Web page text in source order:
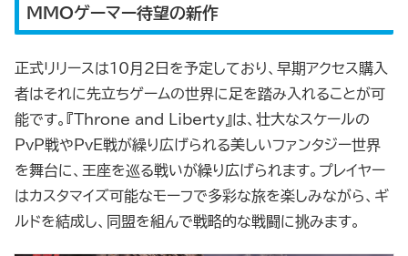
MMOゲーマー待望の新作
正式リリースは10月2日を予定しており、早期アクセス購入
者はそれに先立ちゲームの世界に足を踏み入れることが可
能です。『Throne and Liberty』は、壮大なスケールの
PvP戦やPvE戦が繰り広げられる美しいファンタジー世界
を舞台に、王座を巡る戦いが繰り広げられます。プレイヤー
はカスタマイズ可能なモーフで多彩な旅を楽しみながら、ギ
ルドを結成し、同盟を組んで戦略的な戦闘に挑みます。